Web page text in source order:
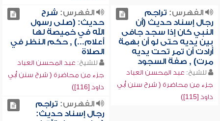
الفهرس: تراجم
رجال إسناد حديث (أن
النبي كان إذا سجد جافى
بين يديه حتى لو أن بهمة
أرادت أن تمر تحت يديه
مرت) , صفة السجود
للشيخ: عبد المحسن العباد
جزء من محاضرة ( شرح سنن أبي
داود [115])
الفهرس: شرح
حديث: (صلى رسول
الله في خميصة لها
أعلام...) , حكم النظر في
الصلاة
للشيخ: عبد المحسن العباد
جزء من محاضرة ( شرح سنن أبي
داود [116])
الفهرس: تراجم
رجال إسناد حديث: